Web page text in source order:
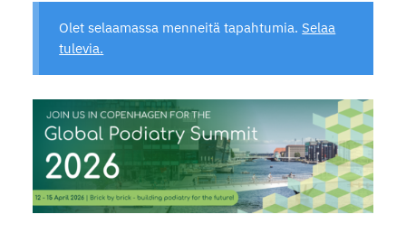
Olet selaamassa menneitä tapahtumia.Selaa
tulevia.